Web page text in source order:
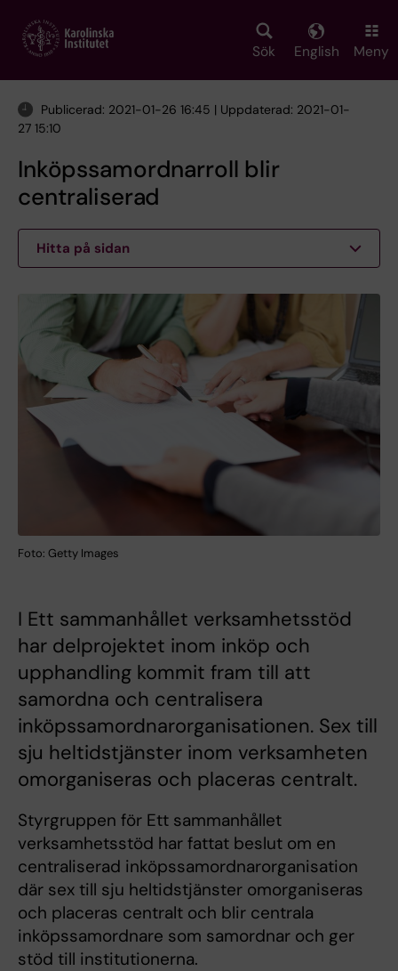
main
Sök English Meny
Publicerad: 2021-01-26 16:45 | Uppdaterad: 2021-01-
27 15:10
Inköpssamordnarroll blir
centraliserad
Hitta på sidan
Foto: Getty Images
I Ett sammanhållet verksamhetsstöd
har delprojektet inom inköp och
upphandling kommit fram till att
samordna och centralisera
inköpssamordnarorganisationen. Sex till
sju heltidstjänster inom verksamheten
omorganiseras och placeras centralt.
Styrgruppen för Ett sammanhållet
verksamhetsstöd har fattat beslut om en
centraliserad inköpssamordnarorganisation
där sex till sju heltidstjänster omorganiseras
och placeras centralt och blir centrala
inköpssamordnare som samordnar och ger
stöd till institutionerna.